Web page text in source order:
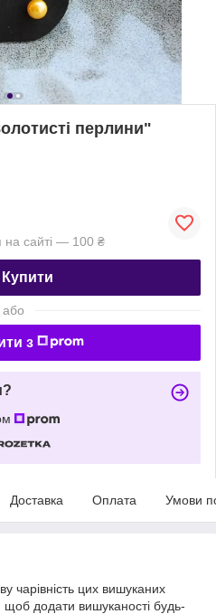
перлини"
на сайті — 100 ₴
Купити
або
з
Доставка Оплата Умови
чарівність цих вишуканих
додати вишуканості будь-